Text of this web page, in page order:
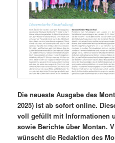
Die neueste Ausgabe des
2025) ist ab sofort online.
voll gefüllt mit Informationen
sowie Berichte über Montan.
wünscht die Redaktion des